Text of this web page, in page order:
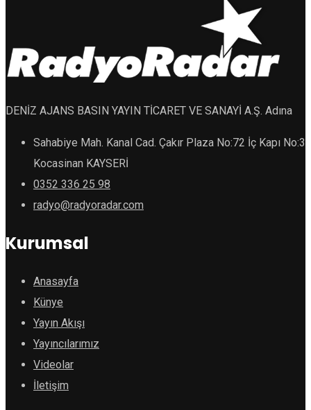
DENİZ AJANS BASIN YAYIN TİCARET VE SANAYİ A.Ş. Adına
Sahabiye Mah. Kanal Cad. Çakır Plaza No:72 İç Kapı No:3
Kocasinan KAYSERİ
0352 336 25 98
radyo@radyoradar.com
Kurumsal
Anasayfa
Künye
Yayın Akışı
Yayıncılarımız
Videolar
İletişim